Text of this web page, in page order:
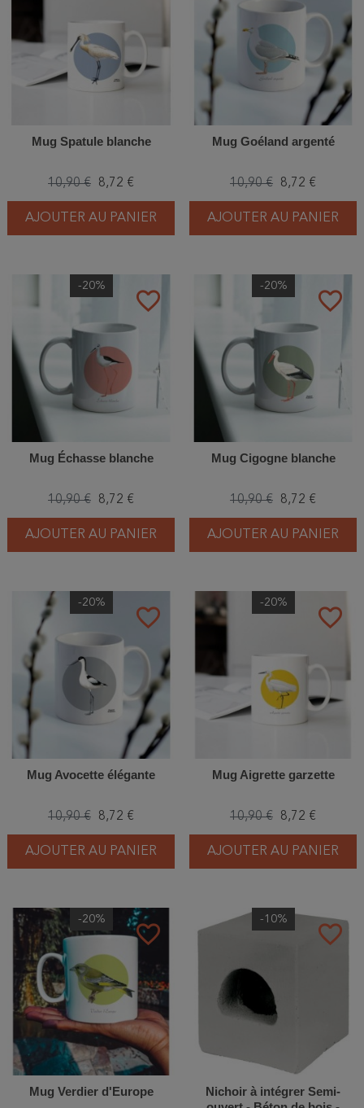
Mug Spatule blanche
10,90 € 8,72 €
AJOUTER AU PANIER
Mug Goéland argenté
10,90 € 8,72 €
AJOUTER AU PANIER
favorite_border
-20%
Mug Échasse blanche
10,90 € 8,72 €
AJOUTER AU PANIER
favorite_border
-20%
Mug Cigogne blanche
10,90 € 8,72 €
AJOUTER AU PANIER
favorite_border
-20%
Mug Avocette élégante
10,90 € 8,72 €
AJOUTER AU PANIER
favorite_border
-20%
Mug Aigrette garzette
10,90 € 8,72 €
AJOUTER AU PANIER
favorite_border
-20%
Mug Verdier d'Europe
favorite_border
-10%
Nichoir à intégrer Semi-